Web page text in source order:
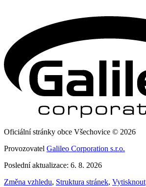
Oficiální stránky obce Všechovice © 2026
Provozovatel Galileo Corporation s.r.o.
Poslední aktualizace: 6. 8. 2026
Změna vzhledu, Struktura stránek, Vytisknout